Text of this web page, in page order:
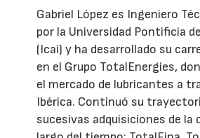
Gabriel López es Ingeniero
por la Universidad Pontificia
(Icai) y ha desarrollado su
en el Grupo TotalEnergies,
el mercado de lubricantes a
Ibérica. Continuó su
sucesivas adquisiciones de la